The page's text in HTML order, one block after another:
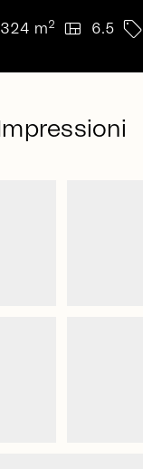
324 m2 view_quilt 6.5 sell
Impressioni